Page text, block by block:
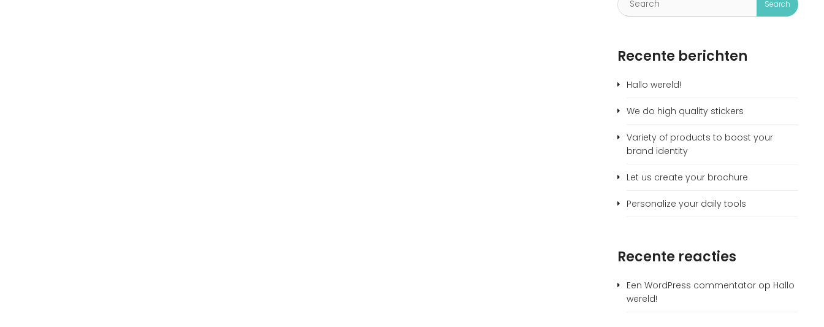
Recente berichten
Hallo wereld!
We do high quality stickers
Variety of products to boost your
brand identity
Let us create your brochure
Personalize your daily tools
Recente reacties
Een WordPress commentatorop Hallo
wereld!